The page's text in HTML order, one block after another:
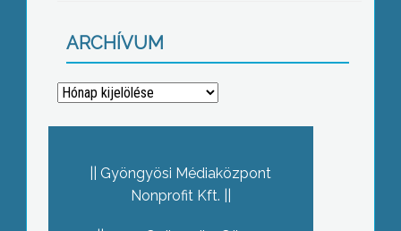
ARCHÍVUM
Archívum
Gyöngyösi Médiaközpont
Nonprofit Kft.